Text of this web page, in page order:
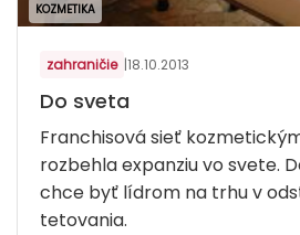
KOZMETIKA
zahraničie |18.10.2013
Do sveta
Franchisová sieť
rozbehla expanziu vo svete.
chce byť lídrom na trhu v
tetovania.